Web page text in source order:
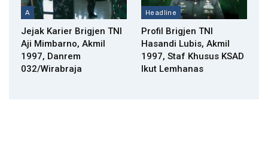
A
Jejak Karier Brigjen TNI
Aji Mimbarno, Akmil
1997, Danrem
032/Wirabraja
Headline
Profil Brigjen TNI
Hasandi Lubis, Akmil
1997, Staf Khusus KSAD
Ikut Lemhanas